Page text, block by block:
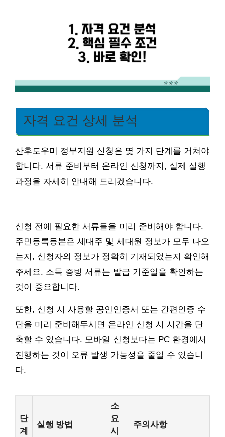
자격 요건 상세 분석
산후도우미 정부지원 신청은 몇 가지 단계를 거쳐야
합니다. 서류 준비부터 온라인 신청까지, 실제 실행
과정을 자세히 안내해 드리겠습니다.
신청 전에 필요한 서류들을 미리 준비해야 합니다.
주민등록등본은 세대주 및 세대원 정보가 모두 나오
는지, 신청자의 정보가 정확히 기재되었는지 확인해
주세요. 소득 증빙 서류는 발급 기준일을 확인하는
것이 중요합니다.
또한, 신청 시 사용할 공인인증서 또는 간편인증 수
단을 미리 준비해두시면 온라인 신청 시 시간을 단
축할 수 있습니다. 모바일 신청보다는 PC 환경에서
진행하는 것이 오류 발생 가능성을 줄일 수 있습니
다.
단
계
실행 방법
소
요
시
주의사항